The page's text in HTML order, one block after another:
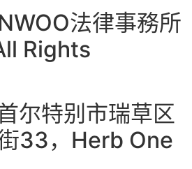
法律事務所
Rights
尔特别市瑞草区
33，Herb One